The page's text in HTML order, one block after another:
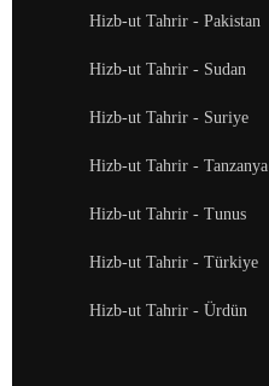
Hizb-ut Tahrir - Pakistan
Hizb-ut Tahrir - Sudan
Hizb-ut Tahrir - Suriye
Hizb-ut Tahrir - Tanzanya
Hizb-ut Tahrir - Tunus
Hizb-ut Tahrir - Türkiye
Hizb-ut Tahrir - Ürdün